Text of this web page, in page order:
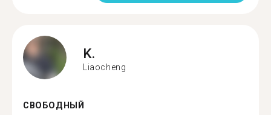
K.
Liaocheng
СВОБОДНЫЙ